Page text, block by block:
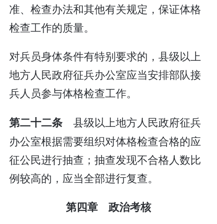
准、检查办法和其他有关规定，保证体格
检查工作的质量。
对兵员身体条件有特别要求的，县级以上
地方人民政府征兵办公室应当安排部队接
兵人员参与体格检查工作。
第二十二条 县级以上地方人民政府征兵
办公室根据需要组织对体格检查合格的应
征公民进行抽查；抽查发现不合格人数比
例较高的，应当全部进行复查。
第四章 政治考核